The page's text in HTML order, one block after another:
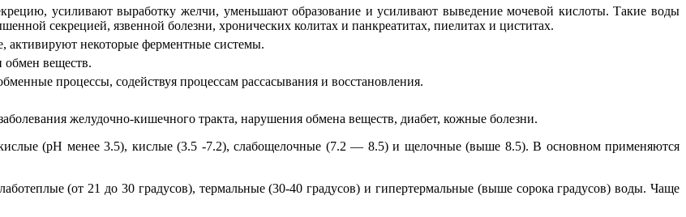
усиливают выработку желчи, уменьшают образование и усиливают выведение мочевой кислоты. Такие воды
секрецией, язвенной болезни, хронических колитах и панкреатитах, пиелитах и циститах.
некоторые ферментные системы.
обмен веществ.
процессы, содействуя процессам рассасывания и восстановления.
желудочно-кишечного тракта, нарушения обмена веществ, диабет, кожные болезни.
(рН менее 3.5), кислые (3.5 -7.2), слабощелочные (7.2 — 8.5) и щелочные (выше 8.5). В основном применяются
(от 21 до 30 градусов), термальные (30-40 градусов) и гипертермальные (выше сорока градусов) воды. Чаще